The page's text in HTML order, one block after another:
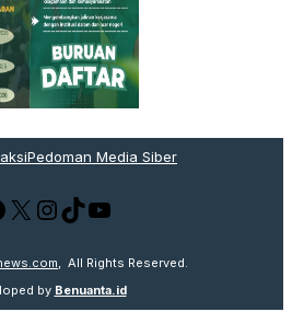
Pedoman Media Siber
X Instagram
TikTok
YouTube
, All Rights Reserved.
by Benuanta.id